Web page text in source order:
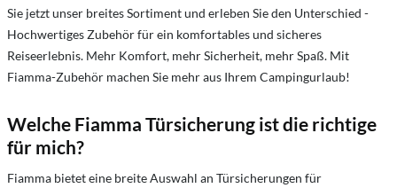
Sie jetzt unser breites Sortiment und erleben Sie den Unterschied -
Hochwertiges Zubehör für ein komfortables und sicheres
Reiseerlebnis. Mehr Komfort, mehr Sicherheit, mehr Spaß. Mit
Fiamma-Zubehör machen Sie mehr aus Ihrem Campingurlaub!
Welche Fiamma Türsicherung ist die richtige
für mich?
Fiamma bietet eine breite Auswahl an Türsicherungen für